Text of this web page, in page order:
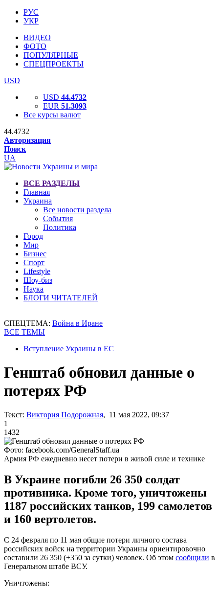
РУС
УКР
ВИДЕО
ФОТО
ПОПУЛЯРНЫЕ
СПЕЦПРОЕКТЫ
USD
USD 44.4732
EUR 51.3093
Все курсы валют
44.4732
Авторизация
Поиск
UA
ВСЕ РАЗДЕЛЫ
Главная
Украина
Все новости раздела
События
Политика
Город
Мир
Бизнес
Спорт
Lifestyle
Шоу-биз
Наука
БЛОГИ ЧИТАТЕЛЕЙ
СПЕЦТЕМА: Война в Иране
ВСЕ ТЕМЫ
Вступление Украины в ЕС
Генштаб обновил данные о
потерях РФ
Текст: Виктория Подорожная, 11 мая 2022, 09:37
1
1432
Фото: facebook.com/GeneralStaff.ua
Армия РФ ежедневно несет потери в живой силе и технике
В Украине погибли 26 350 солдат
противника. Кроме того, уничтожены
1187 российских танков, 199 самолетов
и 160 вертолетов.
С 24 февраля по 11 мая общие потери личного состава
российских войск на территории Украины ориентировочно
составили 26 350 (+350 за сутки) человек. Об этом сообщили в
Генеральном штабе ВСУ.
Уничтожены: